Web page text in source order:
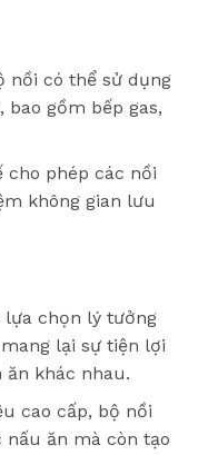
nồi có thể sử dụng
gồm bếp gas,
cho phép các nồi
không gian lưu
lựa chọn lý tưởng
lại sự tiện lợi
khác nhau.
cao cấp, bộ nồi
ăn mà còn tạo